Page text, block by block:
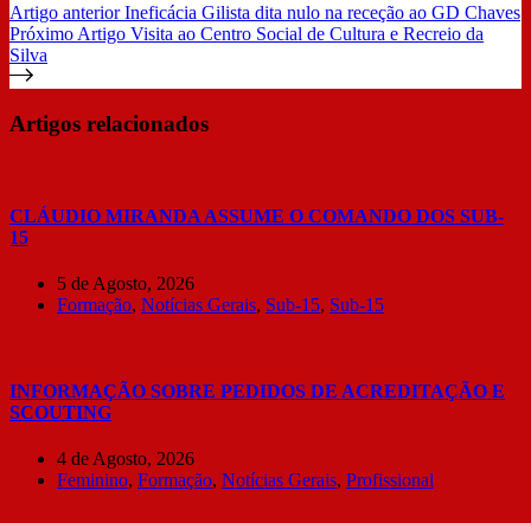
Artigo anteriorIneficácia Gilista dita nulo na receção ao GD Chaves
Próximo Artigo Visita ao Centro Social de Cultura e Recreio da
Silva
Artigos relacionados
CLÁUDIO MIRANDA ASSUME O COMANDO DOS SUB-
15
5 de Agosto, 2026
Formação, Notícias Gerais, Sub-15, Sub-15
INFORMAÇÃO SOBRE PEDIDOS DE ACREDITAÇÃO E
SCOUTING
4 de Agosto, 2026
Feminino, Formação, Notícias Gerais, Profissional